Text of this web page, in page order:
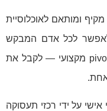
ומותאם לאוכלוסיית
לאפשר לכל אדם המבקש
להשתלב מחדש בשוק העבודה — או pivot מקצועי — לקבל את
על ידי רכזי תעסוקה